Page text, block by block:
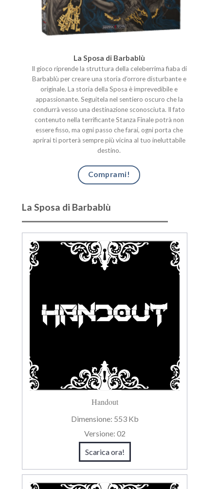
La Sposa di Barbablù
Il gioco riprende la struttura della celeberrima fiaba di
Barbablù per creare una storia d’orrore disturbante e
originale. La storia della Sposa è imprevedibile e
appassionante. Seguitela nel sentiero oscuro che la
condurrà vesso una destinazione sconosciuta. Il fato
contenuto nella terrificante Stanza Finale potrà non
essere fisso, ma ogni passo che farai, ogni porta che
aprirai ti porterà sempre più vicina al tuo ineluttabile
destino.
Comprami!
La Sposa di Barbablù
Handout
Dimensione: 553 Kb
Versione: 02
Scarica ora!